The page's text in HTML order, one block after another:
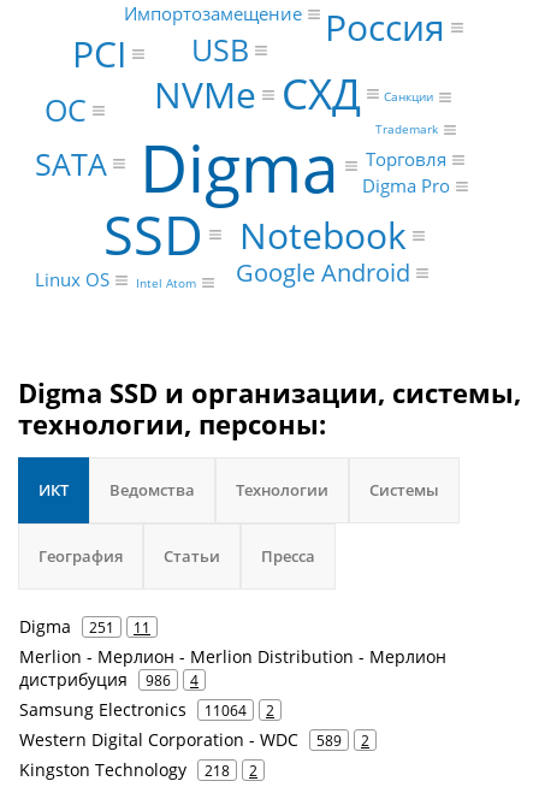
Digma
SSD
СХД
NVMe
Notebook
PCI
Россия
USB
ОС
SATA
Google Android
Linux OS
Digma Pro
Торговля
Импортозамещение
Intel Atom
Trademark
Санкции
Digma SSD и организации, системы,
технологии, персоны:
ИКТ Ведомства Технологии Системы
География Статьи Пресса
Digma 251 11
Merlion - Мерлион - Merlion Distribution - Мерлион
дистрибуция
986 4
Samsung Electronics 11064 2
Western Digital Corporation - WDC 589 2
Kingston Technology 218 2